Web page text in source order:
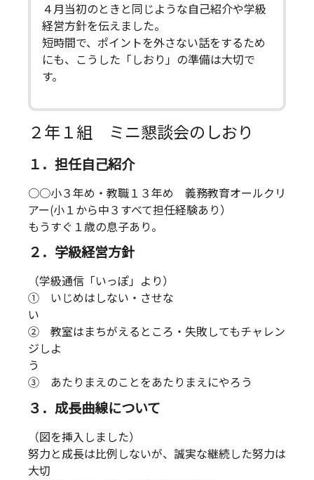
４月当初のときと同じような自己紹介や学級
経営方針を伝えました。
短時間で、ポイントを外さない話をするため
にも、こうした「しおり」の準備は大切で
す。
２年１組 ミニ懇談会のしおり
１．担任自己紹介
○○小３年め・教職１３年め 義務教育オールクリ
アー(小１から中３すべて担任経験あり）
もうすぐ１歳の息子あり。
２．学級経営方針
（学級通信「いっぽ」より）
① いじめはしない・させな
② 教室はまちがえるところ・失敗してもチャレン
ジしよ
③ あたりまえのことをあたりまえにやろう
３．成長曲線について
（図を挿入しました）
努力と成長は比例しないが、誠実な継続した努力は
大切